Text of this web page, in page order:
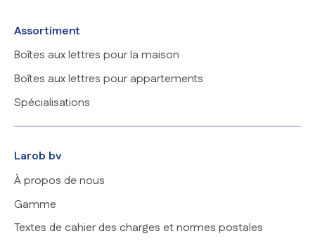
Larob bv
À propos de nous
Gamme
Textes de cahier des charges et normes postales
Assortiment
Boîtes aux lettres pour la maison
Boîtes aux lettres pour appartements
Spécialisations